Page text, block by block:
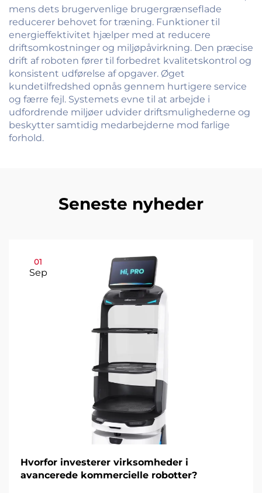
mens dets brugervenlige brugergrænseflade
reducerer behovet for træning. Funktioner til
energieffektivitet hjælper med at reducere
driftsomkostninger og miljøpåvirkning. Den præcise
drift af roboten fører til forbedret kvalitetskontrol og
konsistent udførelse af opgaver. Øget
kundetilfredshed opnås gennem hurtigere service
og færre fejl. Systemets evne til at arbejde i
udfordrende miljøer udvider driftsmulighederne og
beskytter samtidig medarbejderne mod farlige
forhold.
Seneste nyheder
01
Sep
Hvorfor investerer virksomheder i
avancerede kommercielle robotter?